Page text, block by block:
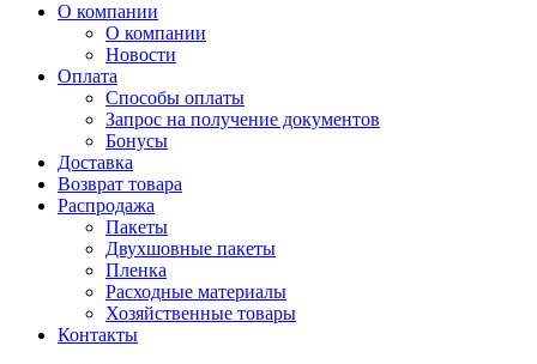
О компании
О компании
Новости
Оплата
Способы оплаты
Запрос на получение документов
Бонусы
Доставка
Возврат товара
Распродажа
Пакеты
Двухшовные пакеты
Пленка
Расходные материалы
Хозяйственные товары
Контакты